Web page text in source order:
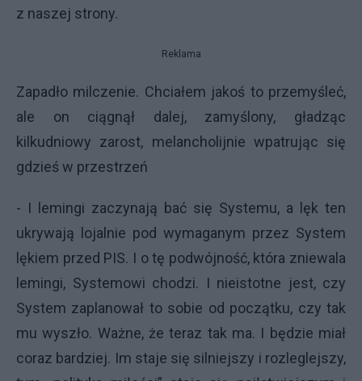
z naszej strony.
Reklama
Zapadło milczenie. Chciałem jakoś to przemyśleć,
ale on ciągnął dalej, zamyślony, gładząc
kilkudniowy zarost, melancholijnie wpatrując się
gdzieś w przestrzeń
- I lemingi zaczynają bać się Systemu, a lęk ten
ukrywają lojalnie pod wymaganym przez System
lękiem przed PIS. I o tę podwójność, która zniewala
lemingi, Systemowi chodzi. I nieistotne jest, czy
System zaplanował to sobie od początku, czy tak
mu wyszło. Ważne, że teraz tak ma. I będzie miał
coraz bardziej. Im staje się silniejszy i rozleglejszy,